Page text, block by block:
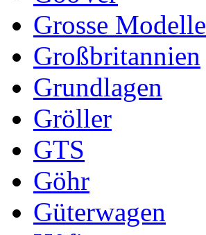
Grosse Modelle
Großbritannien
Grundlagen
Gröller
GTS
Göhr
Güterwagen